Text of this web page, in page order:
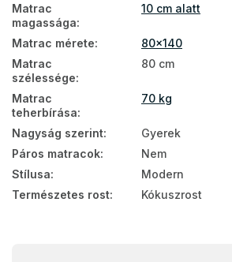
Olcsó matrac 80x140
Olcsó matrac 80x140
Matrac
magassága:
10 cm alatt
Matrac mérete:
80x140
Matrac
szélessége:
80 cm
Matrac
teherbírása:
70 kg
Nagyság szerint:
Gyerek
Páros matracok:
Nem
Stílusa:
Modern
Természetes rost: Kókuszrost